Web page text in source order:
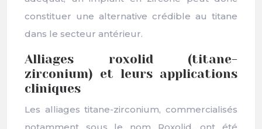
constituer une alternative crédible au titane
dans le secteur antérieur.
Alliages roxolid (titane-
zirconium) et leurs applications
cliniques
Les alliages titane-zirconium, commercialisés